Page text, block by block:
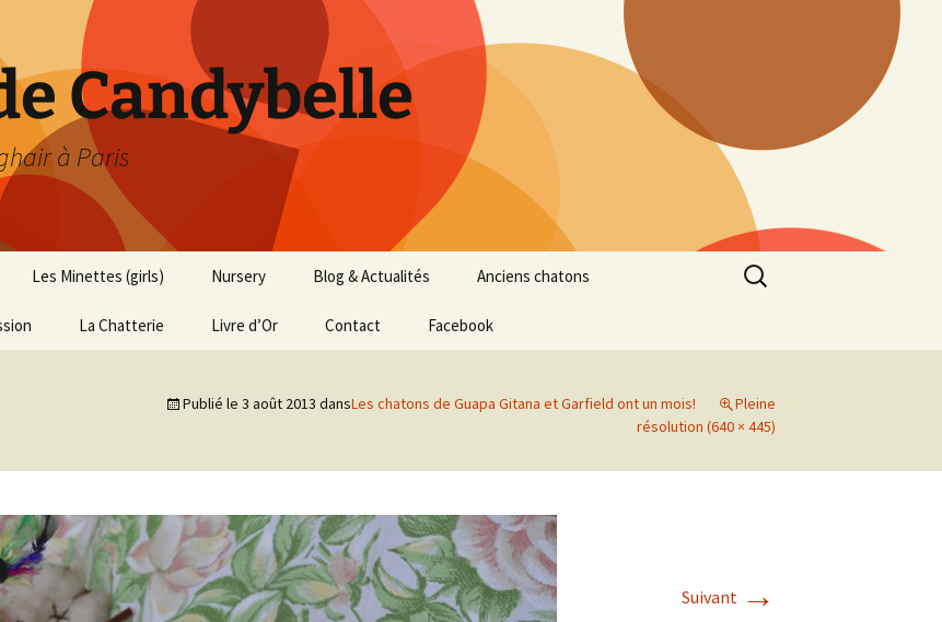
Candybelle
à Paris
Les Minettes (girls) Nursery Blog & Actualités Anciens chatons
La Chatterie Livre d’Or Contact Facebook
Rechercher :
Publié le 3 août 2013 dansLes chatons de Guapa Gitana et Garfield ont un mois!
Pleine
résolution (640 × 445)
Suivant →